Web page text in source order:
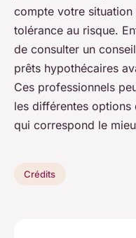
compte votre
tolérance au risque.
de consulter un
prêts hypothécaires
Ces professionnels
les différentes
qui correspond le
Crédits